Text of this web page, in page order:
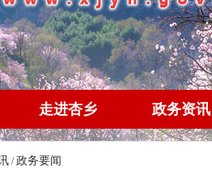
走进杏乡 政务资讯
/政务要闻